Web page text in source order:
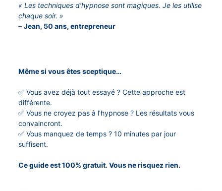
« Les techniques d’hypnose sont magiques. Je les utilise
chaque soir. »
– Jean, 50 ans, entrepreneur
Même si vous êtes sceptique…
✅ Vous avez déjà tout essayé ? Cette approche est
différente.
✅ Vous ne croyez pas à l’hypnose ? Les résultats vous
convaincront.
✅ Vous manquez de temps ? 10 minutes par jour
suffisent.
Ce guide est 100% gratuit. Vous ne risquez rien.